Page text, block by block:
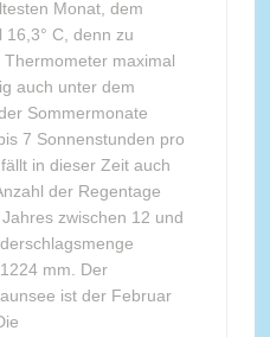
Monat, dem
C, denn zu
maximal
auch unter dem
Sommermonate
7 Sonnenstunden pro
in dieser Zeit auch
der Regentage
zwischen 12 und
mm. Der
ist der Februar